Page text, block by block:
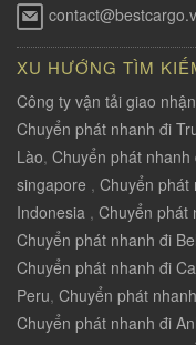
XU HƯỚNG TÌM
Công ty vận tải giao nhận
Chuyển phát nhanh đi
Lào, Chuyển phát nhanh
singapore , Chuyển phát
Indonesia , Chuyển phát
Chuyển phát nhanh đi
Chuyển phát nhanh đi
Peru, Chuyển phát
Chuyển phát nhanh đi